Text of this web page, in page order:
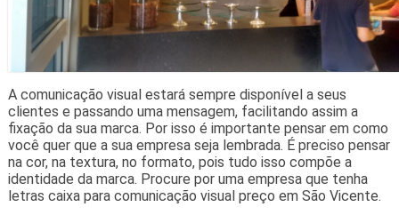
A comunicação visual estará sempre disponível a seus
clientes e passando uma mensagem, facilitando assim a
fixação da sua marca. Por isso é importante pensar em como
você quer que a sua empresa seja lembrada. É preciso pensar
na cor, na textura, no formato, pois tudo isso compõe a
identidade da marca. Procure por uma empresa que tenha
letras caixa para comunicação visual preço em São Vicente.